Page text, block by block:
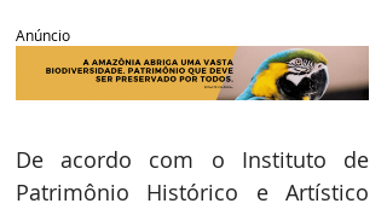
Anúncio
De acordo com o Instituto de
Patrimônio Histórico e Artístico